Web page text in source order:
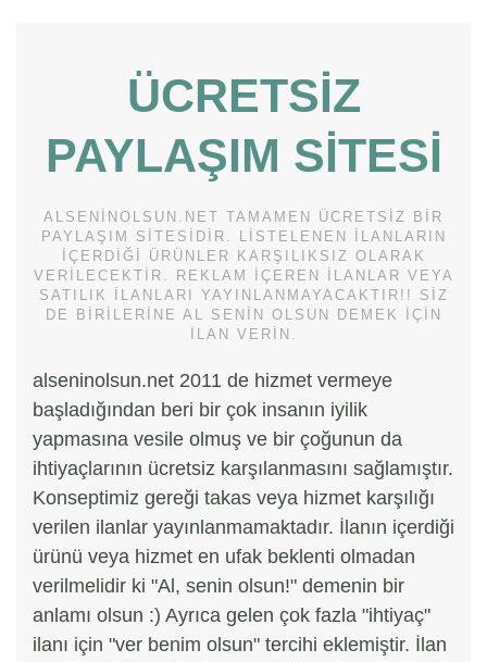
ÜCRETSIZ
PAYLAŞIM SITESI
ALSENINOLSUN.NET TAMAMEN ÜCRETSIZ BIR
PAYLAŞIM SITESIDIR. LISTELENEN ILANLARIN
IÇERDIĞI ÜRÜNLER KARŞILIKSIZ OLARAK
VERILECEKTIR. REKLAM IÇEREN ILANLAR VEYA
SATILIK ILANLARI YAYINLANMAYACAKTIR!! SIZ
DE BIRILERINE AL SENIN OLSUN DEMEK IÇIN
ILAN VERIN.
alseninolsun.net 2011 de hizmet vermeye
başladığından beri bir çok insanın iyilik
yapmasına vesile olmuş ve bir çoğunun da
ihtiyaçlarının ücretsiz karşılanmasını sağlamıştır.
Konseptimiz gereği takas veya hizmet karşılığı
verilen ilanlar yayınlanmamaktadır. İlanın içerdiği
ürünü veya hizmet en ufak beklenti olmadan
verilmelidir ki "Al, senin olsun!" demenin bir
anlamı olsun :) Ayrıca gelen çok fazla "ihtiyaç"
ilanı için "ver benim olsun" tercihi eklemiştir. İlan